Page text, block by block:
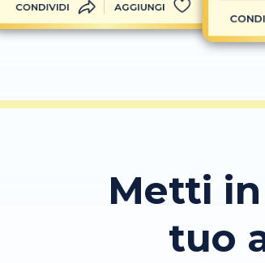
CONDIVIDI AGGIUNGI
Metti
tuo